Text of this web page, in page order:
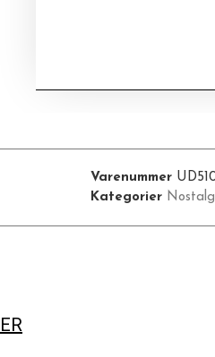
Varenummer
Kategorier